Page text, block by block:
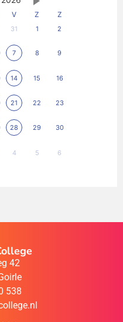
V Z Z
31 1 2
7 8 9
14 15 16
21 22 23
28 29 30
4 5 6
42
538